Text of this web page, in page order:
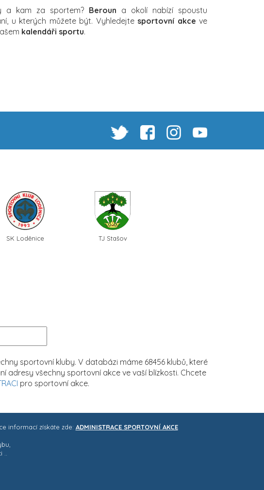
a kam za sportem? Beroun a okolí nabízí spoustu
u kterých můžete být. Vyhledejte sportovní akce ve
kalendáři sportu.
SK Loděnice TJ Stašov
sportovní kluby. V databázi máme 68456 klubů, které
adresy všechny sportovní akce ve vaší blízkosti. Chcete
pro sportovní akce.
informací získáte zde: ADMINISTRACE SPORTOVNÍ AKCE